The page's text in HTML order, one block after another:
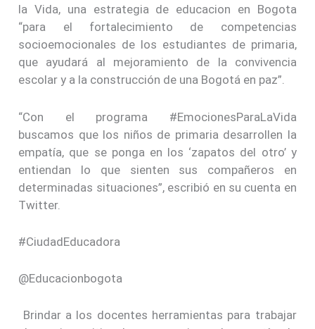
la Vida, una estrategia de educacion en Bogota
“para el fortalecimiento de competencias
socioemocionales de los estudiantes de primaria,
que ayudará al mejoramiento de la convivencia
escolar y a la construcción de una Bogotá en paz”.
“Con el programa #EmocionesParaLaVida
buscamos que los niños de primaria desarrollen la
empatía, que se ponga en los ‘zapatos del otro’ y
entiendan lo que sienten sus compañeros en
determinadas situaciones”, escribió en su cuenta en
Twitter.
#CiudadEducadora
@Educacionbogota
Brindar a los docentes herramientas para trabajar